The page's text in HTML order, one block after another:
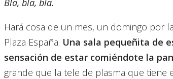
Bla, bla, bla.
Hará cosa de un mes, un domingo por
Plaza España. Una sala pequeñita de
sensación de estar comiéndote la
grande que la tele de plasma que tiene